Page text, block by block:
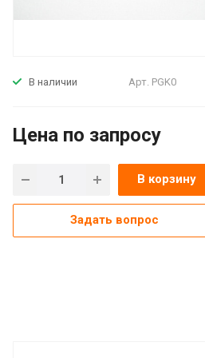
В наличии Арт. PGK0
Цена по запросу
В корзину
Задать вопрос